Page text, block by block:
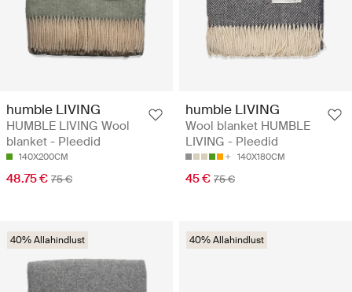
humble LIVING
HUMBLE LIVING Wool
blanket - Pleedid
140X200CM
48.75 € 75 €
humble LIVING
Wool blanket HUMBLE
LIVING - Pleedid
140X180CM
45 € 75 €
40% Allahindlust 40% Allahindlust